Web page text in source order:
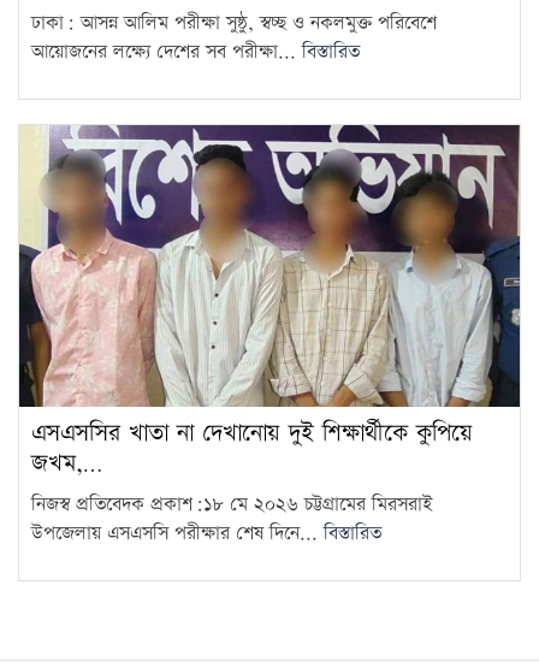
ঢাকা: আসন্ন আলিম পরীক্ষা সুষ্ঠু, স্বচ্ছ ও নকলমুক্ত পরিবেশে
আয়োজনের লক্ষ্যে দেশের সব পরীক্ষা...বিস্তারিত
এসএসসির খাতা না দেখানোয় দুই শিক্ষার্থীকে কুপিয়ে
জখম,…
নিজস্ব প্রতিবেদক প্রকাশ:১৮ মে ২০২৬ চট্টগ্রামের মিরসরাই
উপজেলায় এসএসসি পরীক্ষার শেষ দিনে...বিস্তারিত